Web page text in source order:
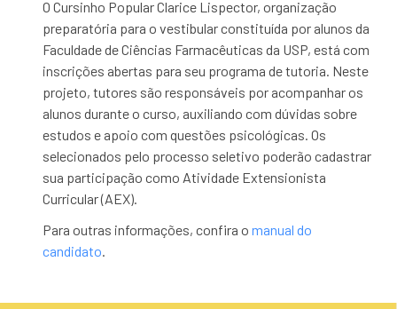
O Cursinho Popular Clarice Lispector, organização
preparatória para o vestibular constituída por alunos da
Faculdade de Ciências Farmacêuticas da USP, está com
inscrições abertas para seu programa de tutoria. Neste
projeto, tutores são responsáveis por acompanhar os
alunos durante o curso, auxiliando com dúvidas sobre
estudos e apoio com questões psicológicas. Os
selecionados pelo processo seletivo poderão cadastrar
sua participação como Atividade Extensionista
Curricular (AEX).
Para outras informações, confira omanual do
candidato.